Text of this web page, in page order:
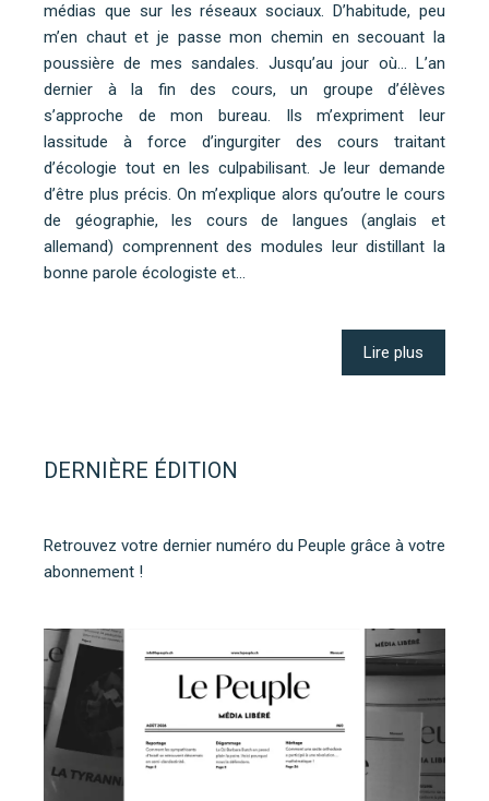
médias que sur les réseaux sociaux. D’habitude, peu
m’en chaut et je passe mon chemin en secouant la
poussière de mes sandales. Jusqu’au jour où… L’an
dernier à la fin des cours, un groupe d’élèves
s’approche de mon bureau. Ils m’expriment leur
lassitude à force d’ingurgiter des cours traitant
d’écologie tout en les culpabilisant. Je leur demande
d’être plus précis. On m’explique alors qu’outre le cours
de géographie, les cours de langues (anglais et
allemand) comprennent des modules leur distillant la
bonne parole écologiste et…
Lire plus
DERNIÈRE ÉDITION
Retrouvez votre dernier numéro du Peuple grâce à votre
abonnement !